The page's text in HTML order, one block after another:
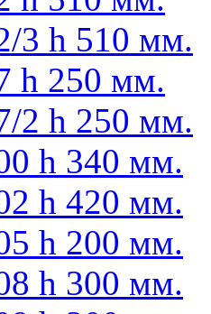
3 h 510 мм.
h 250 мм.
2 h 250 мм.
h 340 мм.
h 420 мм.
h 200 мм.
h 300 мм.